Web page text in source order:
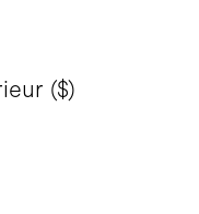
($)